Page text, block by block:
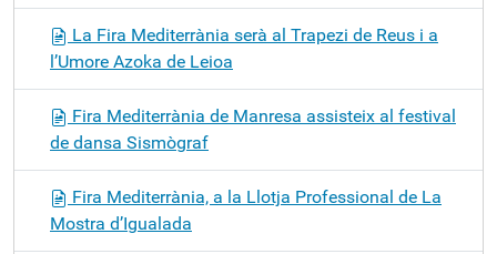
La Fira Mediterrània serà al Trapezi de Reus i a
l’Umore Azoka de Leioa
Fira Mediterrània de Manresa assisteix al festival
de dansa Sismògraf
Fira Mediterrània, a la Llotja Professional de La
Mostra d’Igualada